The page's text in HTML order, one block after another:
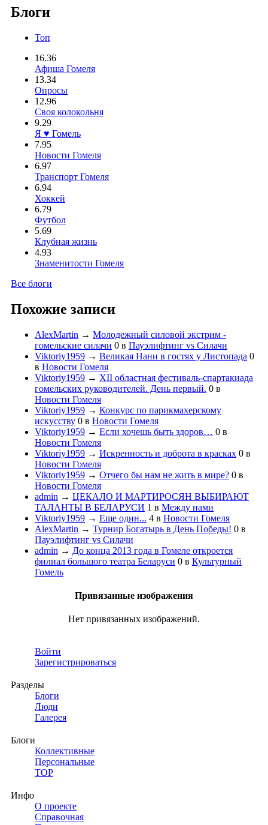
Блоги
Топ
16.36
Афиша Гомеля
13.34
Опросы
12.96
Своя колокольня
9.29
Я ♥ Гомель
7.95
Новости Гомеля
6.97
Транспорт Гомеля
6.94
Хоккей
6.79
Футбол
5.69
Клубная жизнь
4.93
Знаменитости Гомеля
Все блоги
Похожие записи
AlexMartin → Молодежный силовой экстрим -
гомельские силачи 0 в Пауэлифтинг vs Силачи
Viktoriy1959 → Великая Нани в гостях у Листопада 0
в Новости Гомеля
Viktoriy1959 → XII областная фестиваль-спартакиада
гомельских руководителей. День первый. 0 в
Новости Гомеля
Viktoriy1959 → Конкурс по парикмахерскому
искусству 0 в Новости Гомеля
Viktoriy1959 → Если хочешь быть здоров… 0 в
Новости Гомеля
Viktoriy1959 → Искренность и доброта в красках 0 в
Новости Гомеля
Viktoriy1959 → Отчего бы нам не жить в мире? 0 в
Новости Гомеля
admin → ЦЕКАЛО И МАРТИРОСЯН ВЫБИРАЮТ
ТАЛАНТЫ В БЕЛАРУСИ 1 в Между нами
Viktoriy1959 → Еще один... 4 в Новости Гомеля
AlexMartin → Турнир Богатырь в День Победы! 0 в
Пауэлифтинг vs Силачи
admin → До конца 2013 года в Гомеле откроется
филиал большого театра Беларуси 0 в Культурный
Гомель
Привязанные изображения
Нет привязанных изображений.
Войти
Зарегистрироваться
Разделы
Блоги
Люди
Галерея
Блоги
Коллективные
Персональные
TOP
Инфо
О проекте
Справочная